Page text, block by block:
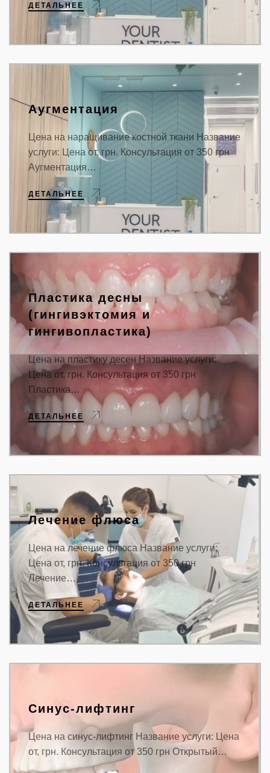
ДЕТАЛЬНЕЕ
Аугментация
Цена на наращивание костной ткани Название
услуги: Цена от, грн. Консультация от 350 грн
Аугментация…
ДЕТАЛЬНЕЕ
Пластика десны
(гингивэктомия и
гингивопластика)
Цена на пластику десен Название услуги:
Цена от, грн. Консультация от 350 грн
Пластика…
ДЕТАЛЬНЕЕ
Лечение флюса
Цена на лечение флюса Название услуги:
Цена от, грн. Консультация от 350 грн
Лечение…
ДЕТАЛЬНЕЕ
Синус-лифтинг
Цена на синус-лифтинг Название услуги: Цена
от, грн. Консультация от 350 грн Открытый…